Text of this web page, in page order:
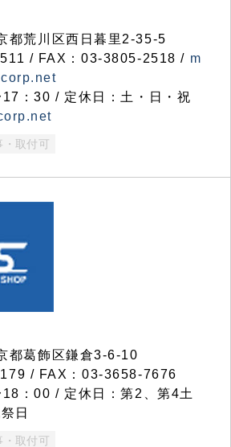
荒川区西日暮里2-35-5
/ FAX：03-3805-2518 / m
：30 / 定休日：土・日・祝
・取付可
葛飾区鎌倉3-6-10
/ FAX：03-3658-7676
：00 / 定休日：第2、第4土
日
・取付可